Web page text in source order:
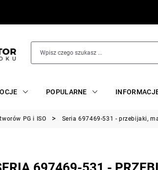
POPULARNE
PG i ISO Seria 697469-531 - przebijaki,